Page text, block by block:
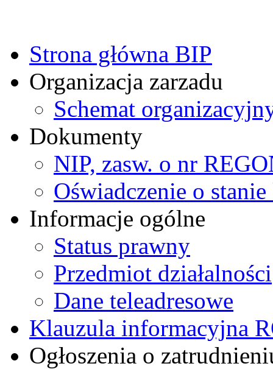
Strona główna BIP
Organizacja zarzadu
Schemat
Dokumenty
NIP, zasw. o nr
Oświadczenie o
Informacje ogólne
Status prawny
Przedmiot działalności
Dane teleadresowe
Klauzula informacyjna
Ogłoszenia o